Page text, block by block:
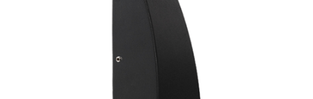
LOGIN / REGISTER